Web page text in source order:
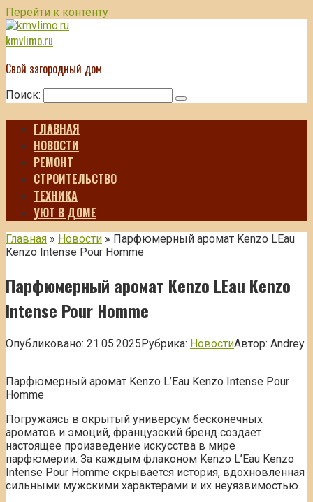
Перейти к контенту
kmvlimo.ru
Свой загородный дом
Поиск:
ГЛАВНАЯ
НОВОСТИ
РЕМОНТ
СТРОИТЕЛЬСТВО
ТЕХНИКА
УЮТ В ДОМЕ
Главная » Новости » Парфюмерный аромат Kenzo LEau
Kenzo Intense Pour Homme
Парфюмерный аромат Kenzo LEau Kenzo
Intense Pour Homme
Опубликовано: 21.05.2025Рубрика: НовостиАвтор: Andrey
Парфюмерный аромат Kenzo L’Eau Kenzo Intense Pour
Homme
Погружаясь в окрытый универсум бесконечных
ароматов и эмоций, французский бренд создает
настоящее произведение искусства в мире
парфюмерии. За каждым флаконом Kenzo L’Eau Kenzo
Intense Pour Homme скрывается история, вдохновленная
сильными мужскими характерами и их неуязвимостью.